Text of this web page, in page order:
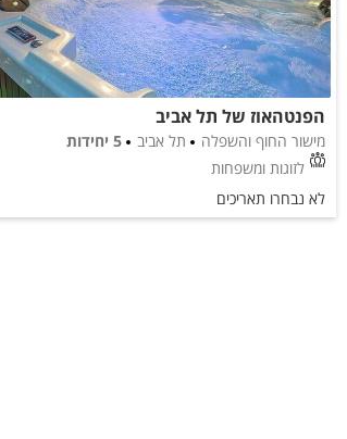
הפנטהאוז של תל אביב
מישור החוף והשפלה תל אביב
5 יחידות
לזוגות ומשפחות
לא נבחרו תאריכים